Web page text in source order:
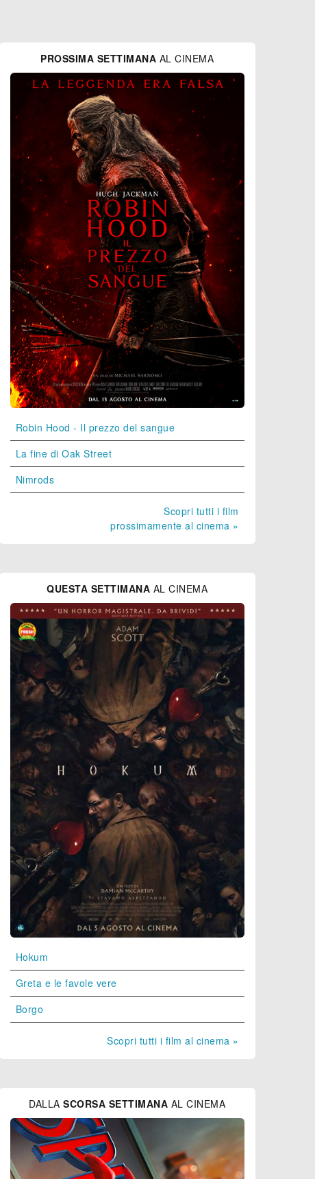
PROSSIMA SETTIMANA AL CINEMA
Robin Hood - Il prezzo del sangue
La fine di Oak Street
Nimrods
Scopri tutti i film
prossimamente al cinema »
QUESTA SETTIMANA AL CINEMA
Hokum
Greta e le favole vere
Borgo
Scopri tutti i film al cinema »
DALLASCORSA SETTIMANA AL CINEMA